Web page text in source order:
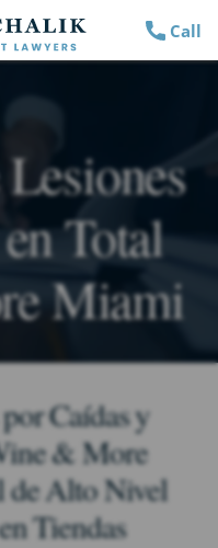
Call
Total
Miami
Caídas y
& More
de Alto Nivel
Tiendas